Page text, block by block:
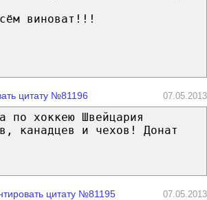
виноват!!!
цитату №81196 07.05.2013
по хоккею Швейцария
канадцев и чехов! Донат
цитату №81195 07.05.2013